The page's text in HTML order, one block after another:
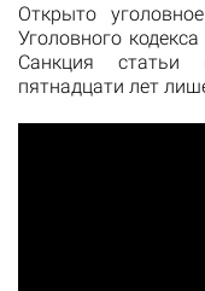
Открыто
Уголовного
Санкция статьи
пятнадцати лет